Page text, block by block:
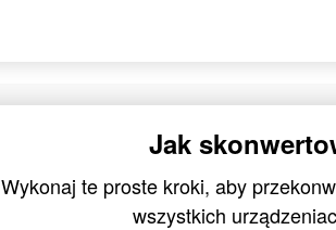
Jak
Wykonaj te proste kroki, aby
wszystkich